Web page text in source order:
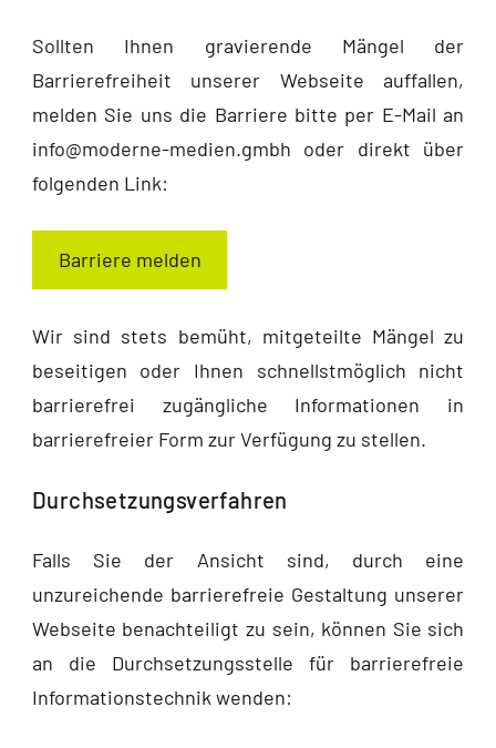
Sollten Ihnen gravierende Mängel der
Barrierefreiheit unserer Webseite auffallen,
melden Sie uns die Barriere bitte per E-Mail an
info@moderne-medien.gmbh oder direkt über
folgenden Link:
Barriere melden
Wir sind stets bemüht, mitgeteilte Mängel zu
beseitigen oder Ihnen schnellstmöglich nicht
barrierefrei zugängliche Informationen in
barrierefreier Form zur Verfügung zu stellen.
Durchsetzungsverfahren
Falls Sie der Ansicht sind, durch eine
unzureichende barrierefreie Gestaltung unserer
Webseite benachteiligt zu sein, können Sie sich
an die Durchsetzungsstelle für barrierefreie
Informationstechnik wenden: